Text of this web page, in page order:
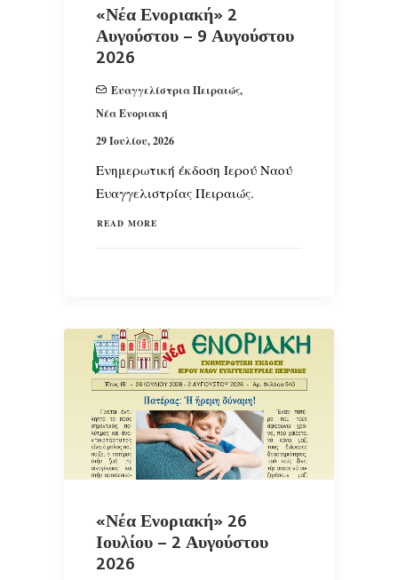
«Νέα Ενοριακή» 2
Αυγούστου – 9 Αυγούστου
2026
Ευαγγελίστρια Πειραιώς,
Νέα Ενοριακή
29 Ιουλίου, 2026
Ενημερωτική έκδοση Ιερού Ναού
Ευαγγελιστρίας Πειραιώς.
READ MORE
«Νέα Ενοριακή» 26
Ιουλίου – 2 Αυγούστου
2026